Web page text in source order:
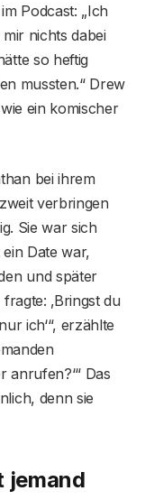
Podcast: „Ich
nichts dabei
so heftig
mussten.“ Drew
ein komischer
bei ihrem
verbringen
Sie war sich
Date war,
und später
‚Bringst du
ich‘“, erzählte
anrufen?‘“ Das
denn sie
jemand